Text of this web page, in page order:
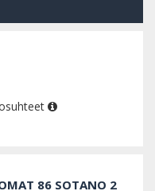
86 SOTANO 2